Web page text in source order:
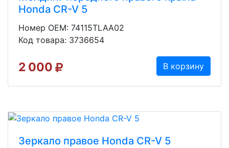
Honda CR-V 5
Номер OEM: 74115TLAA02
Код товара: 3736654
2 000 В корзину
Зеркало правое Honda CR-V 5